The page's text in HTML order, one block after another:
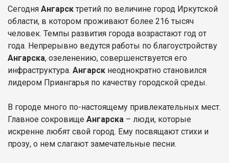
Сегодня Ангарск третий по величине город Иркутской
области, в котором проживают более 216 тысяч
человек. Темпы развития города возрастают год от
года. Непрерывно ведутся работы по благоустройству
Ангарска, озеленению, совершенствуется его
инфраструктура. Ангарск неоднократно становился
лидером Приангарья по качеству городской среды.
В городе много по-настоящему привлекательных мест.
Главное сокровище Ангарска – люди, которые
искренне любят свой город. Ему посвящают стихи и
прозу, о нем слагают замечательные песни.